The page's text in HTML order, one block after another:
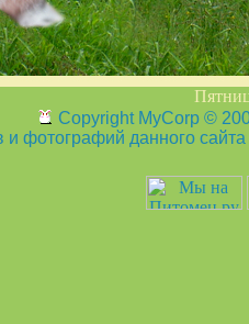
Copyright MyCorp ©
фотографий данного